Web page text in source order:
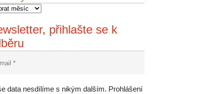
přihlašte se k
data nesdílíme s nikým dalším. Prohlášení